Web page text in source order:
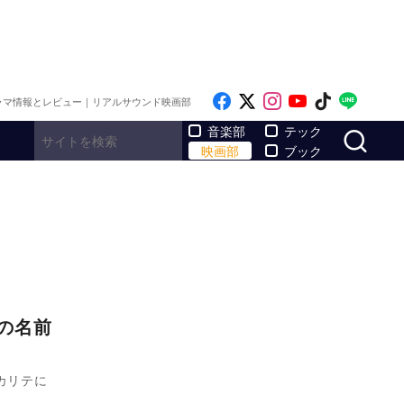
情報とレビュー｜リアルサウンド映画部 Like on Facebook
Follow on x
Follow on
Follow on
Follow
音楽部
映画部
テック
ブック
名前
リテに